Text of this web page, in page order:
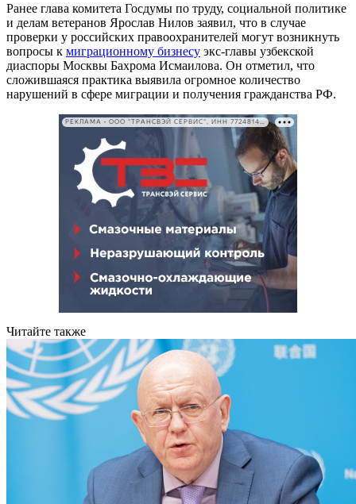
Ранее глава комитета Госдумы по труду, социальной политике
и делам ветеранов Ярослав Нилов заявил, что в случае
проверки у российских правоохранителей могут возникнуть
вопросы к миграционному бизнесу экс-главы узбекской
диаспоры Москвы Бахрома Исмаилова. Он отметил, что
сложившаяся практика выявила огромное количество
нарушений в сфере миграции и получения гражданства РФ.
РЕКЛАМА • ООО "ТРАНСВЭЙ СЕРВИС", ИНН 7724814198
Читайте также